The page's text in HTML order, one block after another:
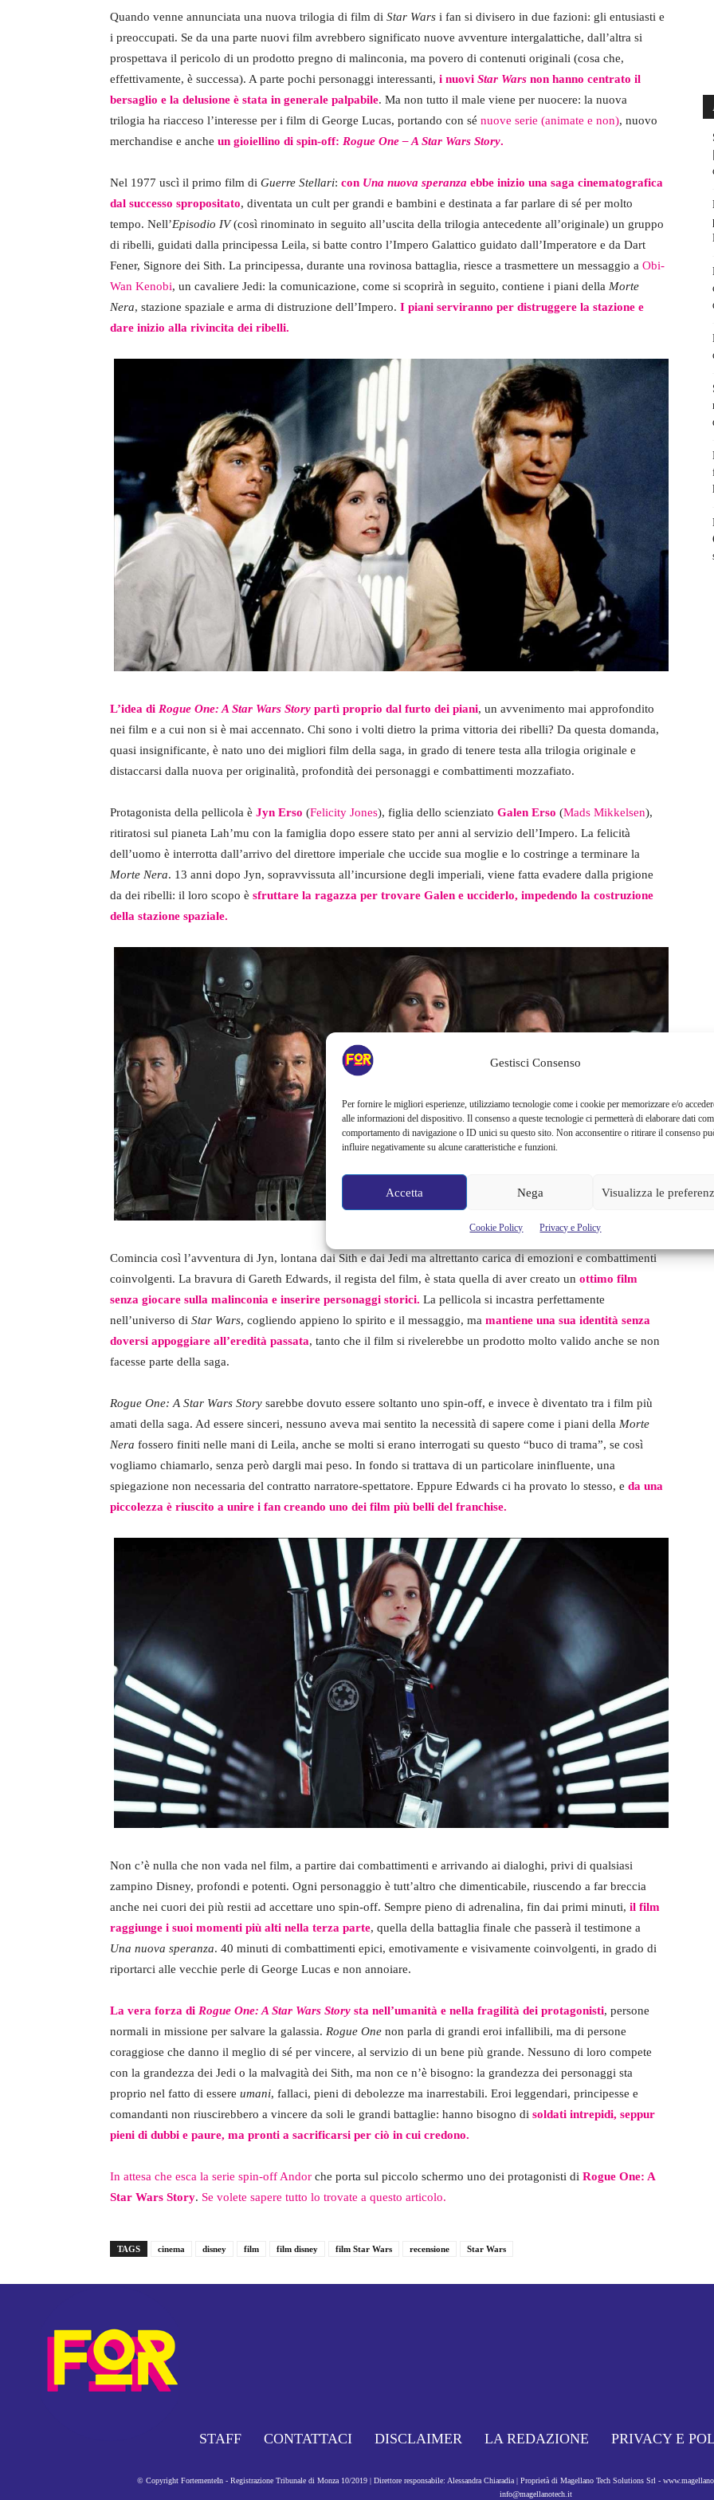
Gestisci Consenso
Per fornire le migliori esperienze, utilizziamo tecnologie come i cookie per memorizzare e/o
alle informazioni del dispositivo. Il consenso a queste tecnologie ci permetterà di elaborare dati
comportamento di navigazione o ID unici su questo sito. Non acconsentire o ritirare il consenso
influire negativamente su alcune caratteristiche e funzioni.
Accetta Nega Visualizza le
Cookie Policy Privacy e Policy
Quando venne annunciata una nuova trilogia di film di Star Wars i fan si divisero in due fazioni: gli entusiasti e
i preoccupati. Se da una parte nuovi film avrebbero significato nuove avventure intergalattiche, dall’altra si
prospettava il pericolo di un prodotto pregno di malinconia, ma povero di contenuti originali (cosa che,
effettivamente, è successa). A parte pochi personaggi interessanti, i nuovi Star Wars non hanno centrato il
bersaglio e la delusione è stata in generale palpabile. Ma non tutto il male viene per nuocere: la nuova
trilogia ha riacceso l’interesse per i film di George Lucas, portando con sé nuove serie (animate e non), nuovo
merchandise e anche un gioiellino di spin-off: Rogue One – A Star Wars Story.
Nel 1977 uscì il primo film di Guerre Stellari: con Una nuova speranza ebbe inizio una saga cinematografica
dal successo spropositato, diventata un cult per grandi e bambini e destinata a far parlare di sé per molto
tempo. Nell’Episodio IV(così rinominato in seguito all’uscita della trilogia antecedente all’originale) un gruppo
di ribelli, guidati dalla principessa Leila, si batte contro l’Impero Galattico guidato dall’Imperatore e da Dart
Fener, Signore dei Sith. La principessa, durante una rovinosa battaglia, riesce a trasmettere un messaggio a Obi-
Wan Kenobi, un cavaliere Jedi: la comunicazione, come si scoprirà in seguito, contiene i piani della Morte
Nera, stazione spaziale e arma di distruzione dell’Impero. I piani serviranno per distruggere la stazione e
dare inizio alla rivincita dei ribelli.
L’idea di Rogue One: A Star Wars Story partì proprio dal furto dei piani, un avvenimento mai approfondito
nei film e a cui non si è mai accennato. Chi sono i volti dietro la prima vittoria dei ribelli? Da questa domanda,
quasi insignificante, è nato uno dei migliori film della saga, in grado di tenere testa alla trilogia originale e
distaccarsi dalla nuova per originalità, profondità dei personaggi e combattimenti mozzafiato.
Protagonista della pellicola è Jyn Erso (Felicity Jones), figlia dello scienziato Galen Erso (Mads Mikkelsen),
ritiratosi sul pianeta Lah’mu con la famiglia dopo essere stato per anni al servizio dell’Impero. La felicità
dell’uomo è interrotta dall’arrivo del direttore imperiale che uccide sua moglie e lo costringe a terminare la
Morte Nera. 13 anni dopo Jyn, sopravvissuta all’incursione degli imperiali, viene fatta evadere dalla prigione
da dei ribelli: il loro scopo è sfruttare la ragazza per trovare Galen e ucciderlo, impedendo la costruzione
della stazione spaziale.
Comincia così l’avventura di Jyn, lontana dai Sith e dai Jedi ma altrettanto carica di emozioni e combattimenti
coinvolgenti. La bravura di Gareth Edwards, il regista del film, è stata quella di aver creato un ottimo film
senza giocare sulla malinconia e inserire personaggi storici. La pellicola si incastra perfettamente
nell’universo di Star Wars, cogliendo appieno lo spirito e il messaggio, ma mantiene una sua identità senza
doversi appoggiare all’eredità passata, tanto che il film si rivelerebbe un prodotto molto valido anche se non
facesse parte della saga.
Rogue One: A Star Wars Story sarebbe dovuto essere soltanto uno spin-off, e invece è diventato tra i film più
amati della saga. Ad essere sinceri, nessuno aveva mai sentito la necessità di sapere come i piani della Morte
Nera fossero finiti nelle mani di Leila, anche se molti si erano interrogati su questo “buco di trama”, se così
vogliamo chiamarlo, senza però dargli mai peso. In fondo si trattava di un particolare ininfluente, una
spiegazione non necessaria del contratto narratore-spettatore. Eppure Edwards ci ha provato lo stesso, e da una
piccolezza è riuscito a unire i fan creando uno dei film più belli del franchise.
Non c’è nulla che non vada nel film, a partire dai combattimenti e arrivando ai dialoghi, privi di qualsiasi
zampino Disney, profondi e potenti. Ogni personaggio è tutt’altro che dimenticabile, riuscendo a far breccia
anche nei cuori dei più restii ad accettare uno spin-off. Sempre pieno di adrenalina, fin dai primi minuti, il film
raggiunge i suoi momenti più alti nella terza parte, quella della battaglia finale che passerà il testimone a
Una nuova speranza. 40 minuti di combattimenti epici, emotivamente e visivamente coinvolgenti, in grado di
riportarci alle vecchie perle di George Lucas e non annoiare.
La vera forza di Rogue One: A Star Wars Story sta nell’umanità e nella fragilità dei protagonisti, persone
normali in missione per salvare la galassia. Rogue One non parla di grandi eroi infallibili, ma di persone
coraggiose che danno il meglio di sé per vincere, al servizio di un bene più grande. Nessuno di loro compete
con la grandezza dei Jedi o la malvagità dei Sith, ma non ce n’è bisogno: la grandezza dei personaggi sta
proprio nel fatto di essere umani, fallaci, pieni di debolezze ma inarrestabili. Eroi leggendari, principesse e
comandanti non riuscirebbero a vincere da soli le grandi battaglie: hanno bisogno di soldati intrepidi, seppur
pieni di dubbi e paure, ma pronti a sacrificarsi per ciò in cui credono.
In attesa che esca la serie spin-off Andor che porta sul piccolo schermo uno dei protagonisti di Rogue One: A
Star Wars Story. Se volete sapere tutto lo trovate a questo articolo.
TAGS cinema disney film film disney film Star Wars recensione Star Wars
STAFF CONTATTACI DISCLAIMER LA REDAZIONE PRIVACY E
© Copyright FortementeIn - Registrazione Tribunale di Monza 10/2019 | Direttore responsabile: Alessandra Chiaradia | Proprietà di Magellano Tech Solutions Srl -
info@magellanotech.it